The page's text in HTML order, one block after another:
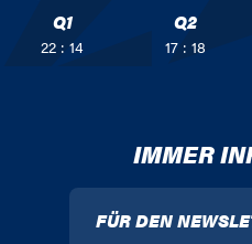
Q1
22 : 14
Q2
17 : 18
IMMER
FÜR DEN